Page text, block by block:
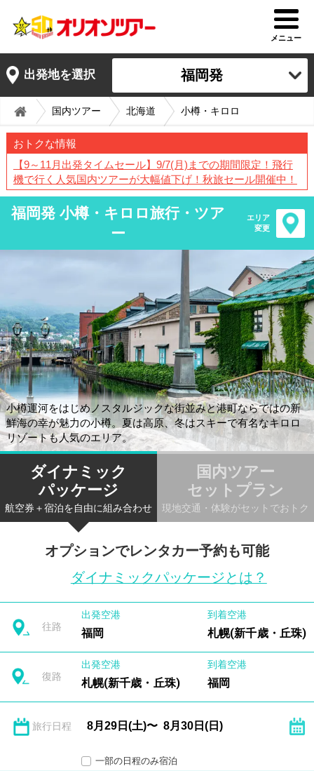
メニュー
出発地を選択 福岡発
国内ツアー 北海道 小樽・キロロ
おトクな情報
【9～11月出発タイムセール】9/7(月)までの期間限定！飛行
機で行く人気国内ツアーが大幅値下げ！秋旅セール開催中！
福岡発 小樽・キロロ旅行・ツア
ー
エリア
変更
小樽運河をはじめノスタルジックな街並みと港町ならではの新
鮮海の幸が魅力の小樽。夏は高原、冬はスキーで有名なキロロ
リゾートも人気のエリア。
ダイナミック
パッケージ
航空券＋宿泊を自由に組み合わせ
国内ツアー
セットプラン
現地交通・体験がセットでおトク
オプションでレンタカー予約も可能
ダイナミックパッケージとは？
往路
出発空港
福岡
到着空港
札幌(新千歳・丘珠)
復路
出発空港
札幌(新千歳・丘珠)
到着空港
福岡
旅行日程
一部の日程のみ宿泊